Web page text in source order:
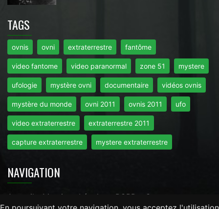
TAGS
ovnis ovni extraterrestre fantôme
video fantome video paranormal zone 51 mystere
ufologie mystère ovni documentaire vidéos ovnis
mystère du monde ovni 2011 ovnis 2011 ufo
video extraterrestre extraterrestre 2011
capture extraterrestre mystere extraterrestre
NAVIGATION
Accueil Mentions Légales RGPD Contact